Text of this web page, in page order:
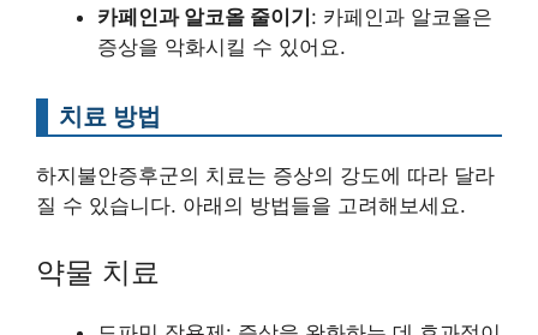
카페인과 알코올 줄이기: 카페인과 알코올은
증상을 악화시킬 수 있어요.
치료 방법
하지불안증후군의 치료는 증상의 강도에 따라 달라
질 수 있습니다. 아래의 방법들을 고려해보세요.
약물 치료